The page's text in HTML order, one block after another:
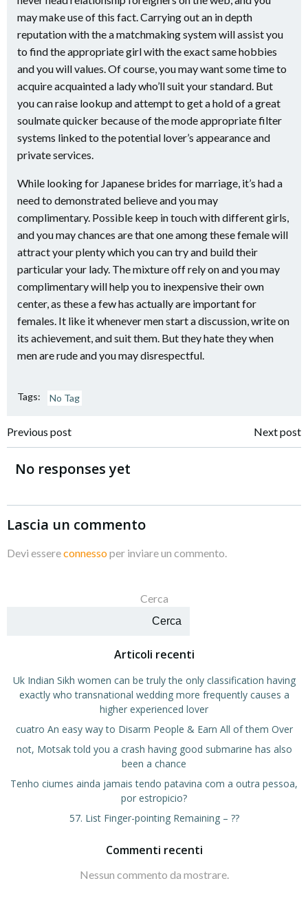
may make use of this fact. Carrying out an in depth
reputation with the a matchmaking system will assist you
to find the appropriate girl with the exact same hobbies
and you will values. Of course, you may want some time to
acquire acquainted a lady who’ll suit your standard. But
you can raise lookup and attempt to get a hold of a great
soulmate quicker because of the mode appropriate filter
systems linked to the potential lover’s appearance and
private services.
While looking for Japanese brides for marriage, it’s had a
need to demonstrated believe and you may
complimentary. Possible keep in touch with different girls,
and you may chances are that one among these female will
attract your plenty which you can try and build their
particular your lady. The mixture off rely on and you may
complimentary will help you to inexpensive their own
center, as these a few has actually are important for
females. It like it whenever men start a discussion, write on
its achievement, and suit them. But they hate they when
men are rude and you may disrespectful.
Tags: No Tag
Navigazione
articoli
Previous post
Navigazione
Next post
No responses yet
Lascia un commento
Devi essereconnessoper inviare un commento.
Cerca
Cerca
Articoli recenti
Uk Indian Sikh women can be truly the only classification having
exactly who transnational wedding more frequently causes a
higher experienced lover
cuatro An easy way to Disarm People & Earn All of them Over
not, Motsak told you a crash having good submarine has also
been a chance
Tenho ciumes ainda jamais tendo patavina com a outra pessoa,
por estropicio?
57. List Finger-pointing Remaining – ??
Commenti recenti
Nessun commento da mostrare.